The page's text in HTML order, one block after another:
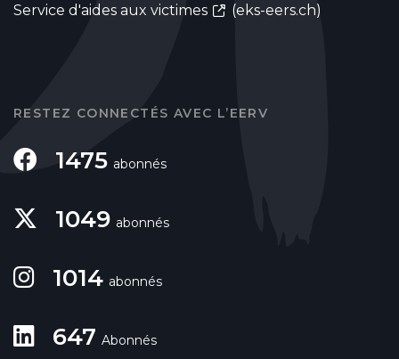
Service d'aides aux victimes
(eks-eers.ch)
RESTEZ CONNECTÉS AVEC L’EERV
1475 abonnés
1049 abonnés
1014 abonnés
647 Abonnés